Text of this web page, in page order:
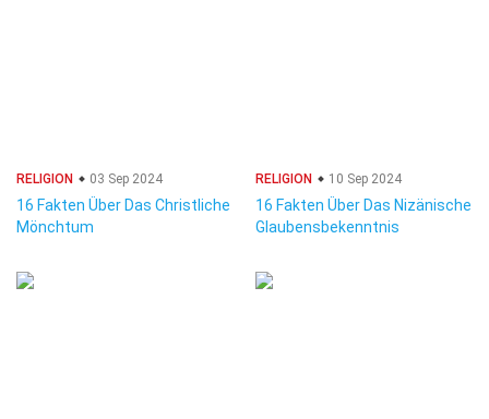
RELIGION 03 Sep 2024
16 Fakten Über Das Christliche
Mönchtum
RELIGION 10 Sep 2024
16 Fakten Über Das Nizänische
Glaubensbekenntnis